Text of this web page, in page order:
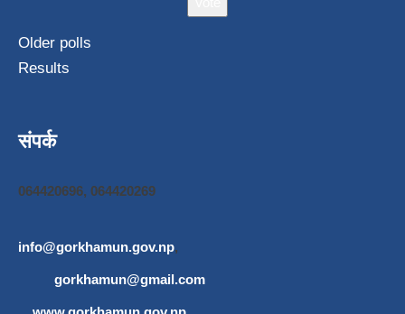
Older polls
Results
संपर्क
064420696, 064420269
info@gorkhamun.gov.np,
gorkhamun@gmail.com